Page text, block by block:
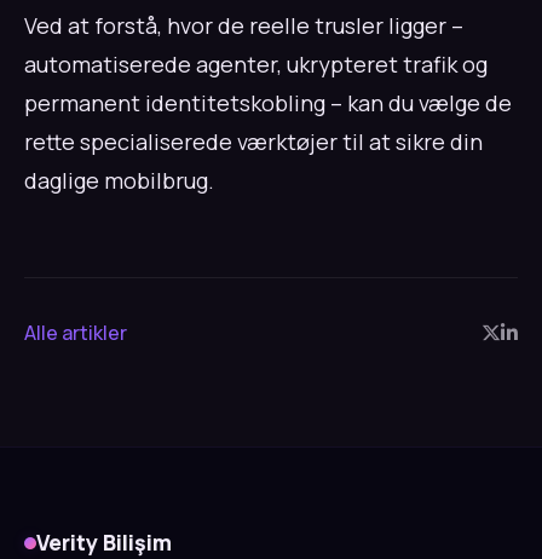
Ved at forstå, hvor de reelle trusler ligger –
automatiserede agenter, ukrypteret trafik og
permanent identitetskobling – kan du vælge de
rette specialiserede værktøjer til at sikre din
daglige mobilbrug.
Alle artikler
Verity Bilişim